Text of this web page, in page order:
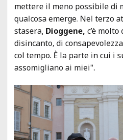
mettere il meno possibile di
qualcosa emerge. Nel terzo
stasera, Dioggene, c’è
disincanto, di
col tempo. È la parte in cui i
assomigliano ai miei".